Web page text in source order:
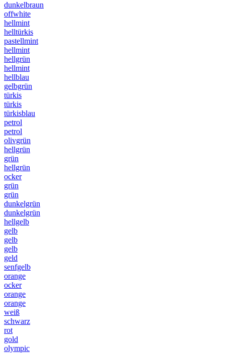
dunkelbraun
offwhite
hellmint
helltürkis
pastellmint
hellmint
hellgrün
hellmint
hellblau
gelbgrün
türkis
türkis
türkisblau
petrol
petrol
olivgrün
hellgrün
grün
hellgrün
ocker
grün
grün
dunkelgrün
dunkelgrün
hellgelb
gelb
gelb
gelb
geld
senfgelb
orange
ocker
orange
orange
weiß
schwarz
rot
gold
olympic